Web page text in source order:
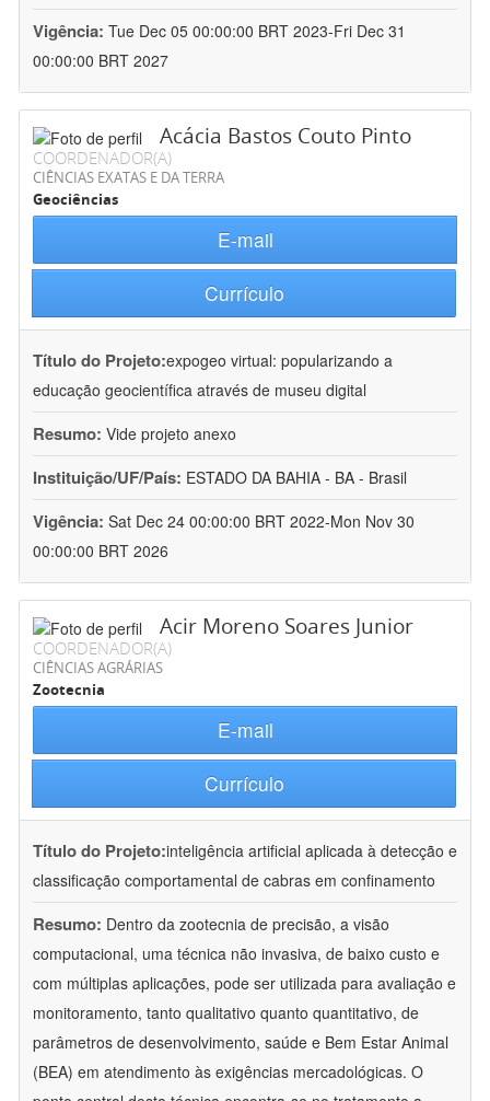
Vigência: Tue Dec 05 00:00:00 BRT 2023-Fri Dec 31
00:00:00 BRT 2027
Acácia Bastos Couto Pinto
COORDENADOR(A)
CIÊNCIAS EXATAS E DA TERRA
Geociências
E-mail
Currículo
Título do Projeto:expogeo virtual: popularizando a
educação geocientífica através de museu digital
Resumo: Vide projeto anexo
Instituição/UF/País: ESTADO DA BAHIA - BA - Brasil
Vigência: Sat Dec 24 00:00:00 BRT 2022-Mon Nov 30
00:00:00 BRT 2026
Acir Moreno Soares Junior
COORDENADOR(A)
CIÊNCIAS AGRÁRIAS
Zootecnia
E-mail
Currículo
Título do Projeto:inteligência artificial aplicada à detecção e
classificação comportamental de cabras em confinamento
Resumo: Dentro da zootecnia de precisão, a visão
computacional, uma técnica não invasiva, de baixo custo e
com múltiplas aplicações, pode ser utilizada para avaliação e
monitoramento, tanto qualitativo quanto quantitativo, de
parâmetros de desenvolvimento, saúde e Bem Estar Animal
(BEA) em atendimento às exigências mercadológicas. O